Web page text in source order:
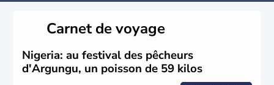
Carnet de voyage
Nigeria: au festival des pêcheurs
d'Argungu, un poisson de 59 kilos